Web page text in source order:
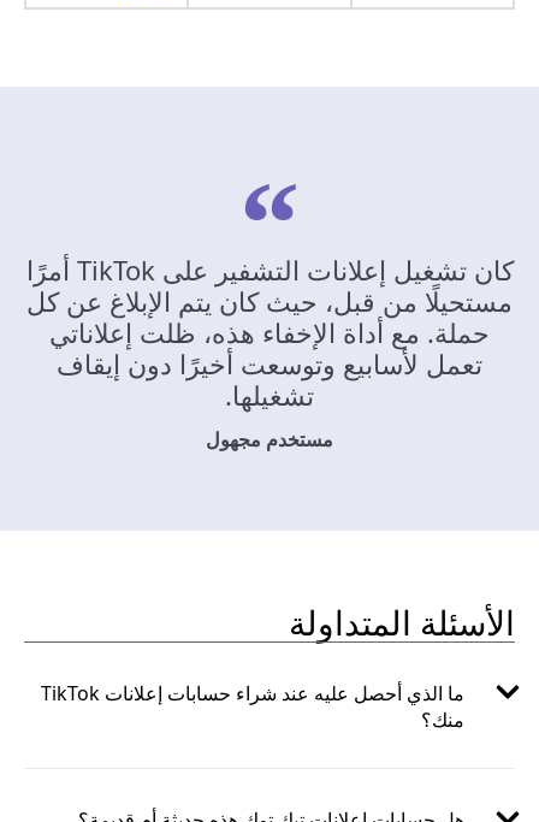
كان تشغيل إعلانات التشفير على TikTok أمرًا
مستحيلًا من قبل، حيث كان يتم الإبلاغ عن كل
حملة. مع أداة الإخفاء هذه، ظلت إعلاناتي
تعمل لأسابيع وتوسعت أخيرًا دون إيقاف
تشغيلها.
مستخدم مجهول
الأسئلة المتداولة
ما الذي أحصل عليه عند شراء حسابات إعلانات TikTok
منك؟